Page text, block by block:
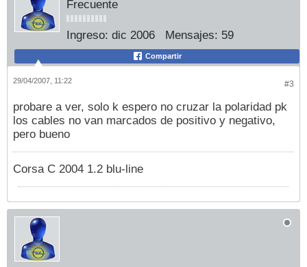
Frecuente
Ingreso: dic 2006 Mensajes: 59
Compartir
#3
29/04/2007, 11:22
probare a ver, solo k espero no cruzar la polaridad pk
los cables no van marcados de positivo y negativo,
pero bueno
Corsa C 2004 1.2 blu-line